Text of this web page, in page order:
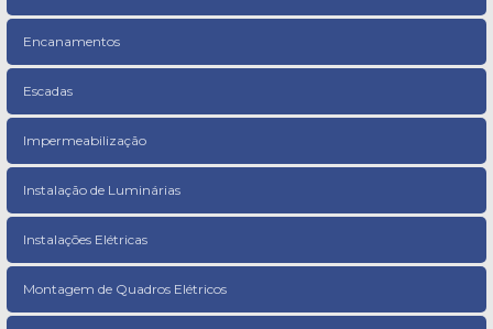
Encanamentos
Escadas
Impermeabilização
Instalação de Luminárias
Instalações Elétricas
Montagem de Quadros Elétricos